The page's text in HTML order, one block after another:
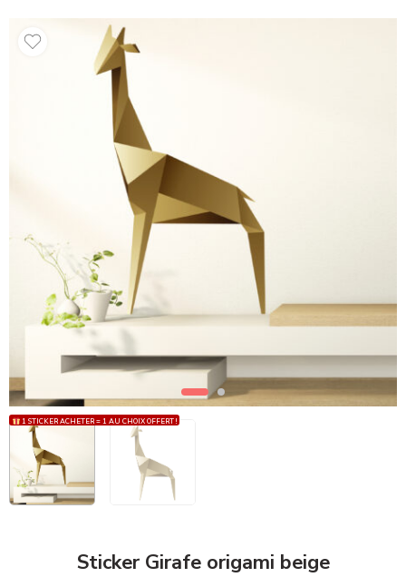
1 STICKER ACHETER = 1 AU CHOIX OFFERT !
Sticker Girafe origami beige